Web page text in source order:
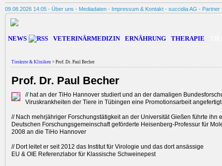
09.08.2026 14:05 - Über uns - Mediadaten - Impressum & Kontakt - succidia AG - Partner
NEWS VETERINÄRMEDIZIN ERNÄHRUNG THERAPIE
Tierärzte & Kliniken > Prof. Dr. Paul Becher
Prof. Dr. Paul Becher
// hat an der TiHo Hannover studiert und an der damaligen
Viruskrankheiten der Tiere in Tübingen eine Promotionsarbeit angefertigt
// Nach mehrjähriger Forschungs­tätigkeit an der Universität Gießen führte ihn
Deutschen Forschungs­gemeinschaft geförderte Heisenberg-Professur für
2008 an die TiHo Hannover
// Dort leitet er seit 2012 das Institut für Virologie und das dort ansässige
EU & OIE Referenzlabor für Klassische Schweinepest